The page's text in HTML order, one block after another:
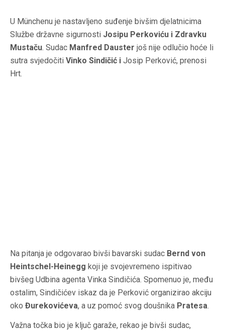
U Münchenu je nastavljeno suđenje bivšim djelatnicima
Službe državne sigurnosti Josipu Perkoviću i Zdravku
Mustaču. Sudac Manfred Dauster još nije odlučio hoće li
sutra svjedočiti Vinko Sindičić i Josip Perković, prenosi
Hrt.
Na pitanja je odgovarao bivši bavarski sudac Bernd von
Heintschel-Heinegg koji je svojevremeno ispitivao
bivšeg Udbina agenta Vinka Sindičića. Spomenuo je, među
ostalim, Sindičićev iskaz da je Perković organizirao akciju
oko Đurekovićeva, a uz pomoć svog doušnika Pratesa.
Važna točka bio je ključ garaže, rekao je bivši sudac,